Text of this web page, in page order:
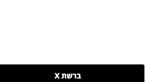
ברשת X